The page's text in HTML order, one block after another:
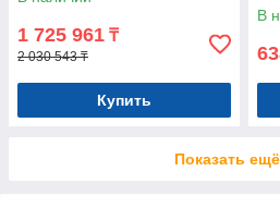
1 725 961 ₸
2 030 543 ₸
Купить
В
Показать ещё